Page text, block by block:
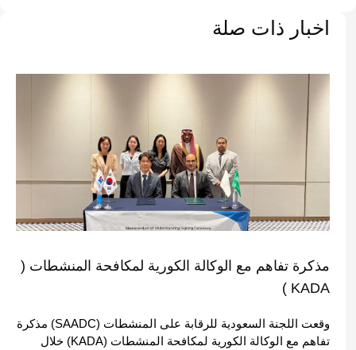
اخبار ذات صلة
مذكرة تفاهم مع الوكالة الكورية لمكافحة المنشطات (
KADA )
وقعت اللجنة السعودية للرقابة على المنشطات (SAADC) مذكرة
تفاهم مع الوكالة الكورية لمكافحة المنشطات (KADA) خلال